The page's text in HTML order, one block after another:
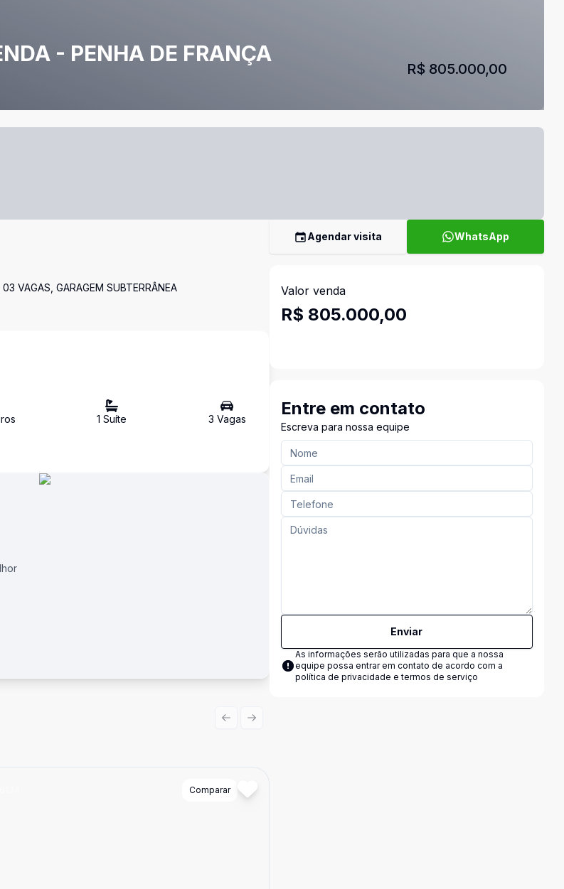
- PENHA DE FRANÇA
R$ 805.000,00
VAGAS, GARAGEM SUBTERRÂNEA
s 1 Suíte 3 Vagas
Comparar
Previous slide
Next slide
Agendar visita WhatsApp
Valor venda
R$ 805.000,00
Entre em contato
Escreva para nossa equipe
Enviar
As informações serão utilizadas para que a nossa
equipe possa entrar em contato de acordo com a
política de privacidade e termos de serviço